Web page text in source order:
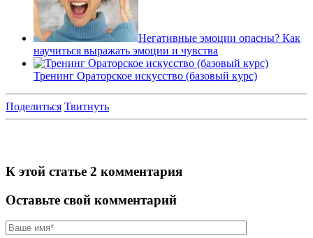
Негативные эмоции опасны? Как
научиться выражать эмоции и чувства
Тренинг Ораторское искусство (базовый курс)
Поделиться Твитнуть
К этой статье 2 комментария
Оставьте свой комментарий